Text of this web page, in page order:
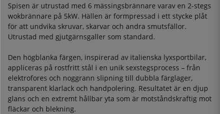
Spisen är utrustad med 6 mässingsbrännare varav en 2-stegs
wokbrännare på 5kW. Hällen är formpressad i ett stycke plåt
för att undvika skruvar, skarvar och andra smutsfällor.
Utrustad med gjutgärnsgaller som standard.
Den högblanka färgen, inspirerad av italienska lyxsportbilar,
appliceras på rostfritt stål i en unik sexstegsprocess – från
elektrofores och noggrann slipning till dubbla färglager,
transparent klarlack och handpolering. Resultatet är en djup
glans och en extremt hållbar yta som är motståndskraftig mot
fläckar och blekning.